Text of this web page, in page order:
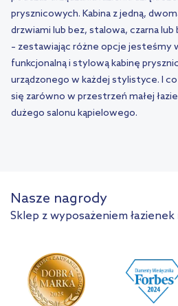
prysznicowych. Kabina z jedną,
drzwiami lub bez, stalowa, czarna lub
– zestawiając różne opcje jesteśmy
funkcjonalną i stylową kabinę
urządzonego w każdej stylistyce. I
się zarówno w przestrzeń małej
dużego salonu kąpielowego.
Nasze nagrody
Sklep z wyposażeniem łazienek